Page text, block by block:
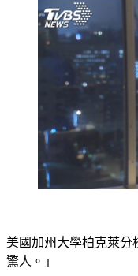
美國加州大學柏克萊分
驚人。」